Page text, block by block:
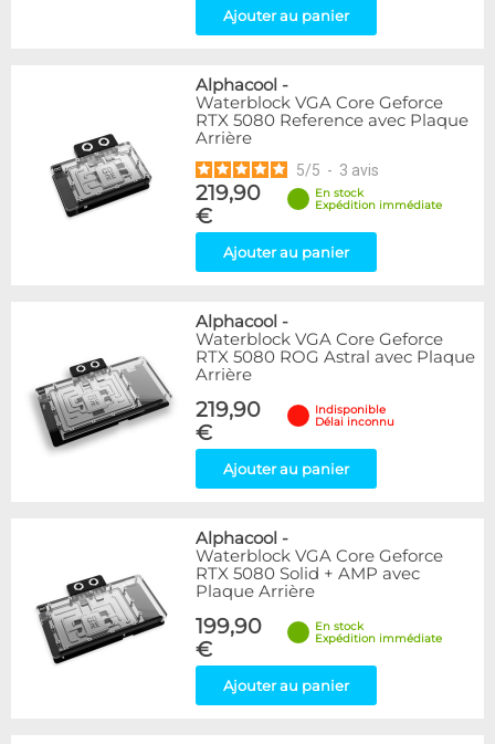
Ajouter au panier
Alphacool -
Waterblock VGA Core Geforce
RTX 5080 Reference avec Plaque
Arrière
5/5 - 3 avis
219,90
€
En stock
Expédition immédiate
Ajouter au panier
Alphacool -
Waterblock VGA Core Geforce
RTX 5080 ROG Astral avec Plaque
Arrière
219,90
€
Indisponible
Délai inconnu
Ajouter au panier
Alphacool -
Waterblock VGA Core Geforce
RTX 5080 Solid + AMP avec
Plaque Arrière
199,90
€
En stock
Expédition immédiate
Ajouter au panier